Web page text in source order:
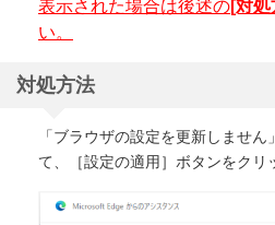
表示された場合は後述の[対処
い。
対処方法
「ブラウザの設定を更新しませ
て、［設定の適用］ボタンをクリ